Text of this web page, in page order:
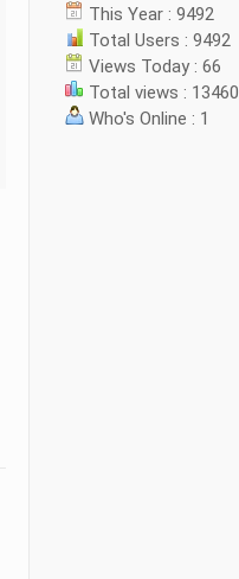
This Year : 9492
Total Users : 9492
Views Today : 66
Total views : 13460
Who's Online : 1